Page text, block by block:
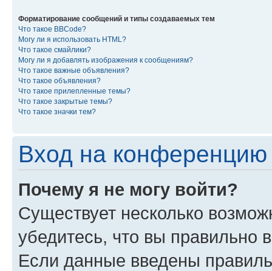
Форматирование сообщений и типы создаваемых тем
Что такое BBCode?
Могу ли я использовать HTML?
Что такое смайлики?
Могу ли я добавлять изображения к сообщениям?
Что такое важные объявления?
Что такое объявления?
Что такое прилепленные темы?
Что такое закрытые темы?
Что такое значки тем?
Вход на конференцию
Почему я не могу войти?
Существует несколько
убедитесь, что вы правильно
Если данные введены